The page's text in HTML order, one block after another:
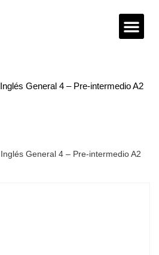
Inglés General 4 – Pre-intermedio A2
Inglés General 4 – Pre-intermedio A2